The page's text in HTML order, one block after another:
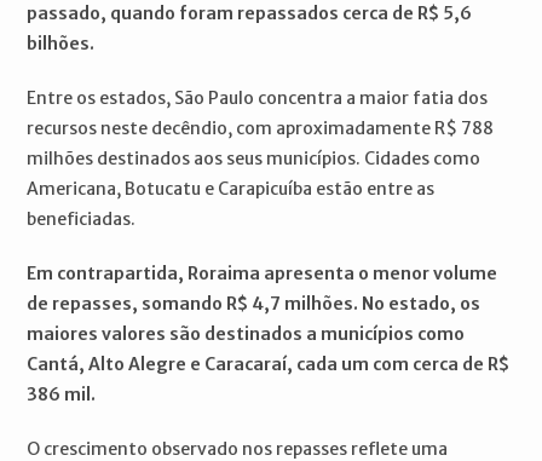
passado, quando foram repassados cerca de R$ 5,6
bilhões.
Entre os estados, São Paulo concentra a maior fatia dos
recursos neste decêndio, com aproximadamente R$ 788
milhões destinados aos seus municípios. Cidades como
Americana, Botucatu e Carapicuíba estão entre as
beneficiadas.
Em contrapartida, Roraima apresenta o menor volume
de repasses, somando R$ 4,7 milhões. No estado, os
maiores valores são destinados a municípios como
Cantá, Alto Alegre e Caracaraí, cada um com cerca de R$
386 mil.
O crescimento observado nos repasses reflete uma